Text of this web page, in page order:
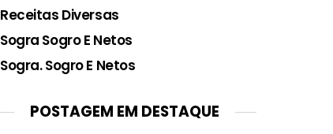
Receitas Diversas
Sogra Sogro E Netos
Sogra. Sogro E Netos
POSTAGEM EM DESTAQUE